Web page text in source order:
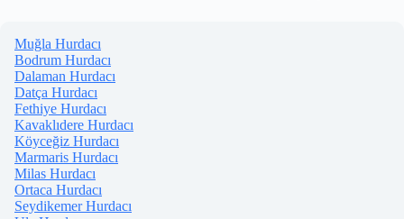
Muğla Hurdacı
Bodrum Hurdacı
Dalaman Hurdacı
Datça Hurdacı
Fethiye Hurdacı
Kavaklıdere Hurdacı
Köyceğiz Hurdacı
Marmaris Hurdacı
Milas Hurdacı
Ortaca Hurdacı
Seydikemer Hurdacı